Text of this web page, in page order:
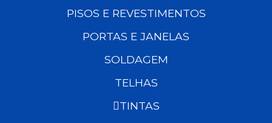
PISOS E REVESTIMENTOS
PORTAS E JANELAS
SOLDAGEM
TELHAS
TINTAS